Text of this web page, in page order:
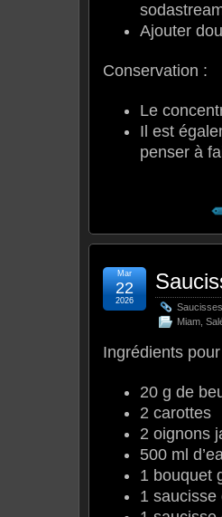
Ajouter
Conservation :
Le
Il est
penser à
Miam
Mar
22
2026
Ingrédients
20 g de
2 carottes
2 oignons
500 ml
1 bouquet
1 saucisse